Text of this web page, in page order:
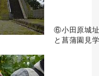
⑥小田原城
と菖蒲園見